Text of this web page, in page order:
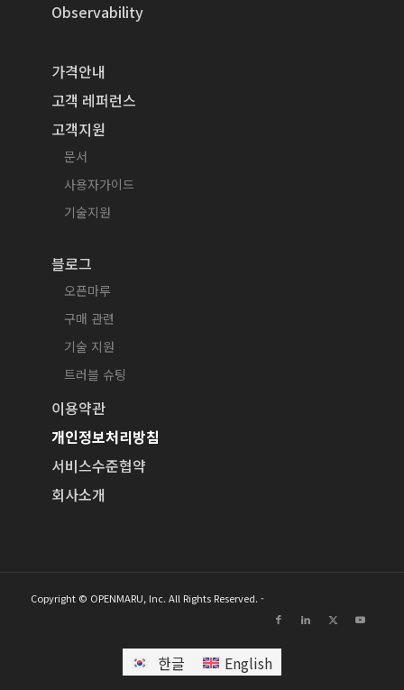
Observability
가격안내
고객 레퍼런스
고객지원
문서
사용자가이드
기술지원
블로그
오픈마루
구매 관련
기술 지원
트러블 슈팅
이용약관
개인정보처리방침
서비스수준협약
회사소개
Copyright © OPENMARU, Inc. All Rights Reserved. -
한글 English